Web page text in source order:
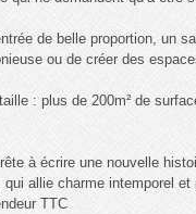
de belle proportion, un
ou de créer des
: plus de 200m² de
à écrire une nouvelle
allie charme intemporel
TTC